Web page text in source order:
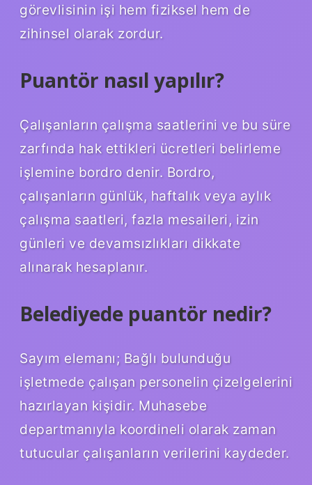
görevlisinin işi hem fiziksel hem de
zihinsel olarak zordur.
Puantör nasıl yapılır?
Çalışanların çalışma saatlerini ve bu süre
zarfında hak ettikleri ücretleri belirleme
işlemine bordro denir. Bordro,
çalışanların günlük, haftalık veya aylık
çalışma saatleri, fazla mesaileri, izin
günleri ve devamsızlıkları dikkate
alınarak hesaplanır.
Belediyede puantör nedir?
Sayım elemanı; Bağlı bulunduğu
işletmede çalışan personelin çizelgelerini
hazırlayan kişidir. Muhasebe
departmanıyla koordineli olarak zaman
tutucular çalışanların verilerini kaydeder.